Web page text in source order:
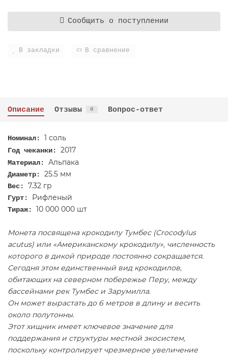
Сообщить о поступлении
В закладки В сравнение
Описание Отзывы 0 Вопрос-ответ
Номинал: 1 соль
Год чеканки: 2017
Материал: Альпака
Диаметр: 25.5 мм
Вес: 7.32 гр
Гурт: Рифленый
Тираж: 10 000 000 шт
Монета посвящена крокодилу Тумбес (Crocodylus
acutus) или «Американскому крокодилу», численность
которого в дикой природе постоянно сокращается.
Сегодня этом единственный вид крокодилов,
обитающих на северном побережье Перу, между
бассейнами рек Тумбес и Зарумилла.
Он может вырастать до 6 метров в длину и весить
около полутонны.
Этот хищник имеет ключевое значение для
поддержания и структуры местной экосистем,
поскольку контролирует чрезмерное увеличение